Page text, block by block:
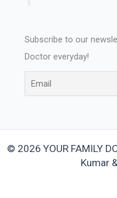
Subscribe to our
Doctor everyday!
© 2026 YOUR FAMILY
Kumar